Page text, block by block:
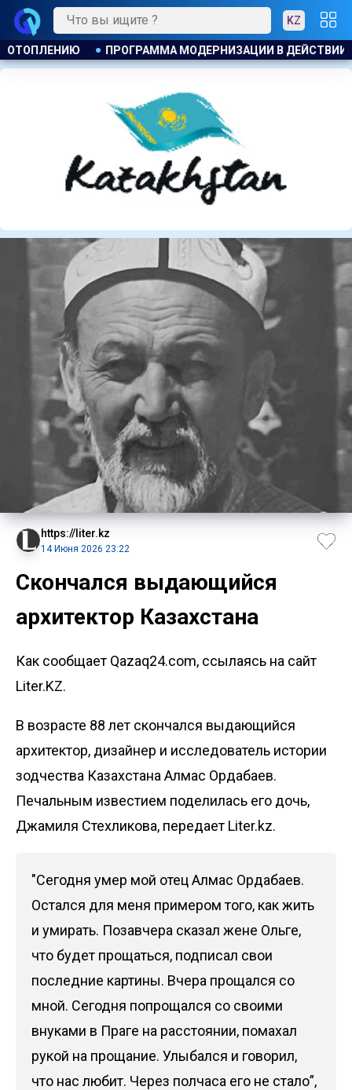
KZ
КАЗАХСТАНСКИЕ ТАЕКВОНДИСТЫ ЗАВОЕВАЛИ
https://liter.kz
14 Июня 2026 23:22
Скончался выдающийся
архитектор Казахстана
Как сообщает Qazaq24.com, ссылаясь на сайт
Liter.KZ.
В возрасте 88 лет скончался выдающийся
архитектор, дизайнер и исследователь истории
зодчества Казахстана Алмас Ордабаев.
Печальным известием поделилась его дочь,
Джамиля Стехликова, передает Liter.kz.
"Сегодня умер мой отец Алмас Ордабаев.
Oстался для меня примером того, как жить
и умирать. Позавчера сказал жене Ольге,
что будет прощаться, подписал свои
последние картины. Вчера прощался со
мной. Сегодня попрощался со своими
внуками в Праге на расстоянии, помахал
рукой на прощание. Улыбался и говорил,
что нас любит. Через полчаса его не стало”,